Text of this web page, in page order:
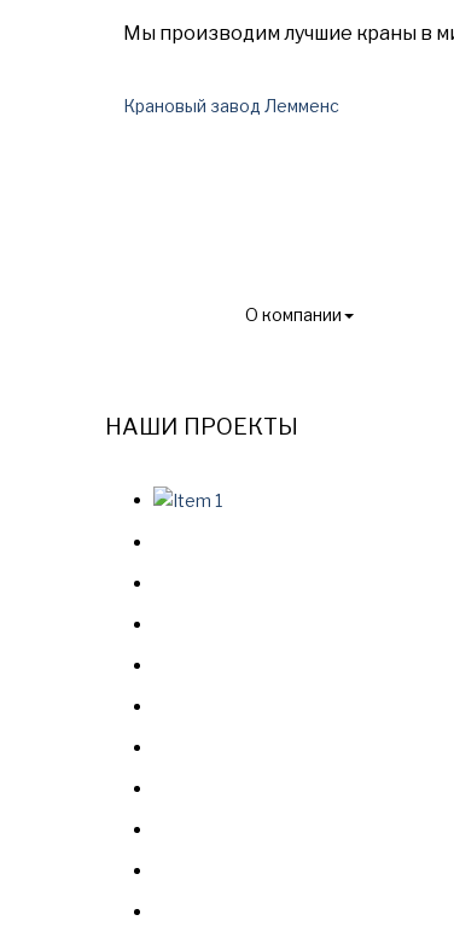
Мы производим лучшие краны в
Крановый завод Лемменс
О компании
НАШИ ПРОЕКТЫ